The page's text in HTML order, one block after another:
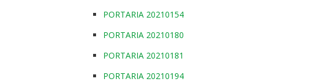
PORTARIA 20210154
PORTARIA 20210180
PORTARIA 20210181
PORTARIA 20210194